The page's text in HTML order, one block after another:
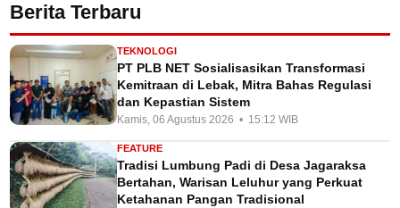
Berita Terbaru
TEKNOLOGI
PT PLB NET Sosialisasikan Transformasi
Kemitraan di Lebak, Mitra Bahas Regulasi
dan Kepastian Sistem
Kamis, 06 Agustus 2026 • 15:12 WIB
FEATURE
Tradisi Lumbung Padi di Desa Jagaraksa
Bertahan, Warisan Leluhur yang Perkuat
Ketahanan Pangan Tradisional